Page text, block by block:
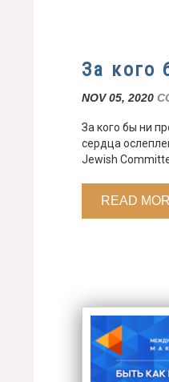
За кого
NOV 05, 2020
За кого бы ни
сердца
Jewish
READ